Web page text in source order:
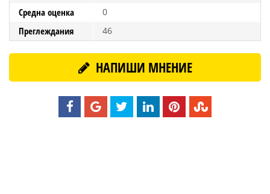
Средна оценка 0
Преглеждания 46
НАПИШИ МНЕНИЕ